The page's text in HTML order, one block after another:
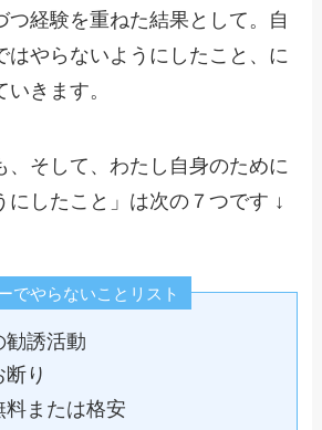
つ経験を重ねた結果として。自
はやらないようにしたこと、に
きます。
、そして、わたし自身のために
にしたこと」は次の７つです ↓
でやらないことリスト
勧誘活動
断り
料または格安